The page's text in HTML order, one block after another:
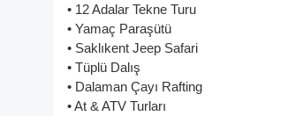
• 12 Adalar Tekne Turu
• Yamaç Paraşütü
• Saklıkent Jeep Safari
• Tüplü Dalış
• Dalaman Çayı Rafting
• At & ATV Turları